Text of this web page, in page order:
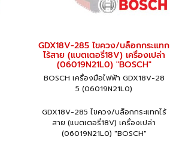
GDX18V-285 ไขควง/บล็อกกระแทก
ไร้สาย (แบตเตอรี่18V) เครื่องเปล่า
(06019N21L0) "BOSCH"
BOSCH เครื่องมือไฟฟ้า GDX18V-28
5 (06019N21L0)
GDX18V-285 ไขควง/บล็อกกระแทกไร้
สาย (แบตเตอรี่18V) เครื่องเปล่า
(06019N21L0) "BOSCH"